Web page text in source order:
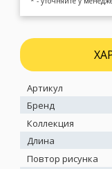
Артикул
Бренд
Коллекция
Длина
Повтор рисунка